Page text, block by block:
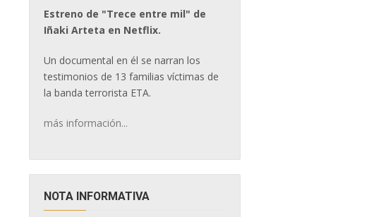
Estreno de "Trece entre mil" de
Iñaki Arteta en Netflix.
Un documental en él se narran los
testimonios de 13 familias víctimas de
la banda terrorista ETA.
más información...
NOTA INFORMATIVA